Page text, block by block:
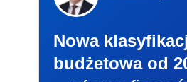
Nowa
budżetowa od